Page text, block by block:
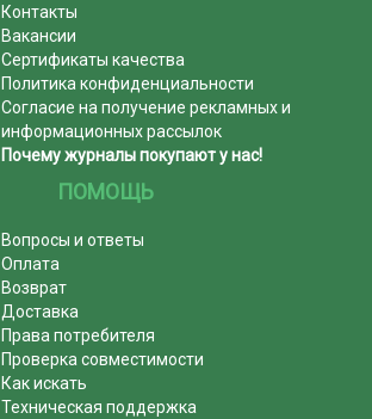
Контакты
Вакансии
Сертификаты качества
Политика конфиденциальности
Согласие на получение рекламных и
информационных рассылок
Почему журналы покупают у нас!
ПОМОЩЬ
Вопросы и ответы
Оплата
Возврат
Доставка
Права потребителя
Проверка совместимости
Как искать
Техническая поддержка